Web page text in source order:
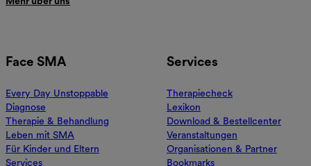
Face SMA
Every Day Unstoppable
Diagnose
Therapie & Behandlung
Leben mit SMA
Für Kinder und Eltern
Services
Services
Therapiecheck
Lexikon
Download & Bestellcenter
Veranstaltungen
Organisationen & Partner
Bookmarks